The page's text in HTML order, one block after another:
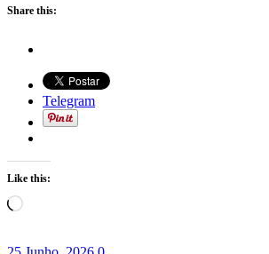
Share this:
Telegram
Like this:
Loading…